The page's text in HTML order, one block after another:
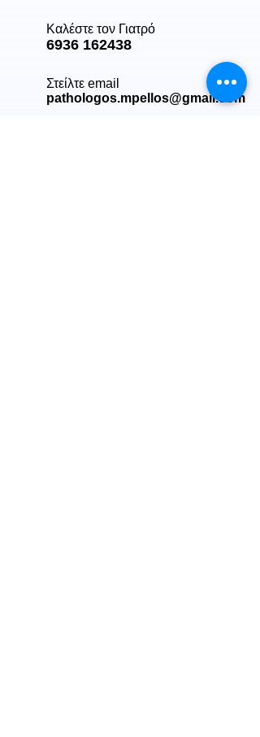
Καλέστε τον Γιατρό
6936 162438
Στείλτε email
pathologos.mpellos@gmail.com